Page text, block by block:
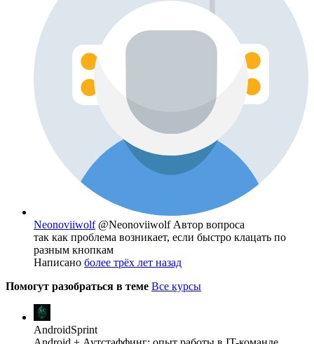
Neonoviiwolf @Neonoviiwolf Автор вопроса
так как проблема возникает, если быстро клацать по
разным кнопкам
Написано более трёх лет назад
Помогут разобраться в теме Все курсы
AndroidSprint